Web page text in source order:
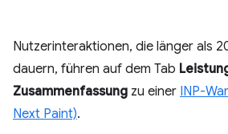
Nutzerinteraktionen, die länger als
dauern, führen auf dem Tab
Zusammenfassung zu einer INP-
Next Paint).